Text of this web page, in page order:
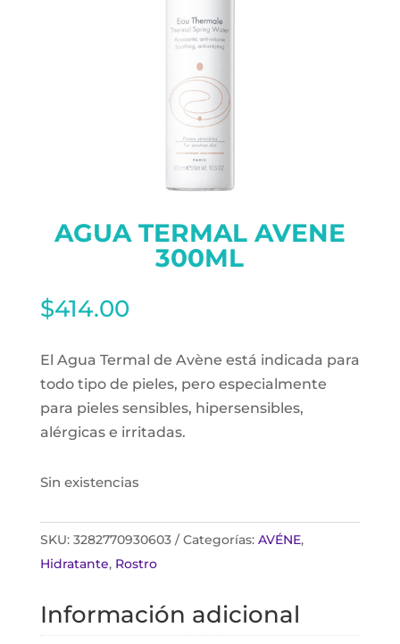
AGUA TERMAL AVENE
300ML
$414.00
El Agua Termal de Avène está indicada para
todo tipo de pieles, pero especialmente
para pieles sensibles, hipersensibles,
alérgicas e irritadas.
Sin existencias
SKU: 3282770930603 Categorías: AVÉNE,
Hidratante, Rostro
Información adicional